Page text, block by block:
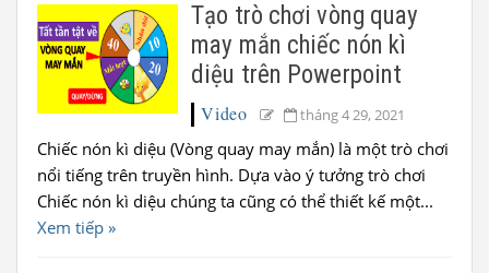
Tạo trò chơi vòng quay
may mắn chiếc nón kì
diệu trên Powerpoint
Video tháng 4 29, 2021
Chiếc nón kì diệu (Vòng quay may mắn) là một trò chơi
nổi tiếng trên truyền hình. Dựa vào ý tưởng trò chơi
Chiếc nón kì diệu chúng ta cũng có thể thiết kế một...
Xem tiếp »